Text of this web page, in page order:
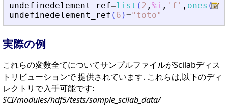
undefinedelement_ref=list ( 2 , %i , ' f ' , ones (3,
undefinedelement_ref ( 6 )=" toto"
実際の例
これらの変数全てについてサンプルファイルがScilabディス
トリビューションで 提供されています. これらは,以下のディ
レクトリで入手可能です:
SCI/modules/hdf5/tests/sample_scilab_data/